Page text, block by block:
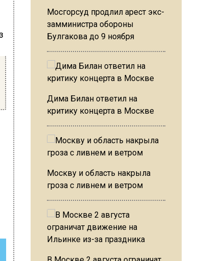
Мосгорсуд продлил арест экс-
замминистра обороны
Булгакова до 9 ноября
Дима Билан ответил на
критику концерта в Москве
Москву и область накрыла
гроза с ливнем и ветром